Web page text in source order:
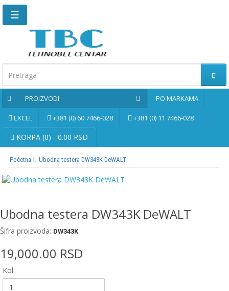
Glavna
Kontaktirajte
nas
Po
markama
PROIZVODI
Bernardo
rezne
ploče
aparati
za
zavarivanje
☰
PROIZVODI PO MARKAMA
EXCEL +381 (0) 60 7466-028 +381 (0) 11 7466-028
KORPA (0) - 0.00 RSD
Početna Ubodna testera DW343K DeWALT
Ubodna testera DW343K DeWALT
Šifra proizvoda: DW343K
19,000.00 RSD
Kol.